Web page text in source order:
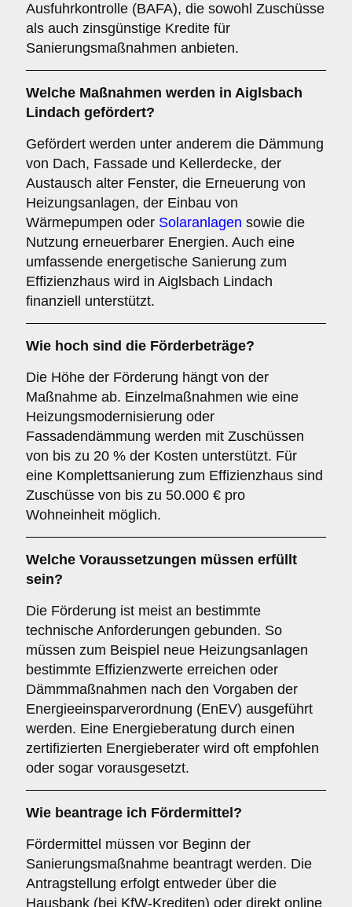
Ausfuhrkontrolle (BAFA), die sowohl Zuschüsse
als auch zinsgünstige Kredite für
Sanierungsmaßnahmen anbieten.
Welche Maßnahmen werden in Aiglsbach
Lindach gefördert?
Gefördert werden unter anderem die Dämmung
von Dach, Fassade und Kellerdecke, der
Austausch alter Fenster, die Erneuerung von
Heizungsanlagen, der Einbau von
Wärmepumpen oder Solaranlagen sowie die
Nutzung erneuerbarer Energien. Auch eine
umfassende energetische Sanierung zum
Effizienzhaus wird in Aiglsbach Lindach
finanziell unterstützt.
Wie hoch sind die Förderbeträge?
Die Höhe der Förderung hängt von der
Maßnahme ab. Einzelmaßnahmen wie eine
Heizungsmodernisierung oder
Fassadendämmung werden mit Zuschüssen
von bis zu 20 % der Kosten unterstützt. Für
eine Komplettsanierung zum Effizienzhaus sind
Zuschüsse von bis zu 50.000 € pro
Wohneinheit möglich.
Welche Voraussetzungen müssen erfüllt
sein?
Die Förderung ist meist an bestimmte
technische Anforderungen gebunden. So
müssen zum Beispiel neue Heizungsanlagen
bestimmte Effizienzwerte erreichen oder
Dämmmaßnahmen nach den Vorgaben der
Energieeinsparverordnung (EnEV) ausgeführt
werden. Eine Energieberatung durch einen
zertifizierten Energieberater wird oft empfohlen
oder sogar vorausgesetzt.
Wie beantrage ich Fördermittel?
Fördermittel müssen vor Beginn der
Sanierungsmaßnahme beantragt werden. Die
Antragstellung erfolgt entweder über die
Hausbank (bei KfW-Krediten) oder direkt online